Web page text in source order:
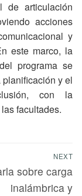
de articulación
acciones
y
este marco, la
programa se
y el
con la
facultades.
NEXT
sobre carga
inalámbrica y